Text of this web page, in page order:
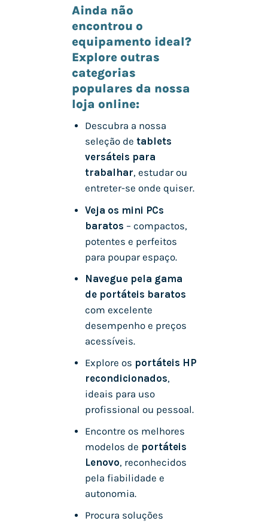
Ainda não
encontrou o
equipamento ideal?
Explore outras
categorias
populares da nossa
loja online:
Descubra a nossa
seleção de tablets
versáteis para
trabalhar, estudar ou
entreter-se onde quiser.
Veja os mini PCs
baratos – compactos,
potentes e perfeitos
para poupar espaço.
Navegue pela gama
de portáteis baratos
com excelente
desempenho e preços
acessíveis.
Explore os portáteis HP
recondicionados,
ideais para uso
profissional ou pessoal.
Encontre os melhores
modelos de portáteis
Lenovo, reconhecidos
pela fiabilidade e
autonomia.
Procura soluções